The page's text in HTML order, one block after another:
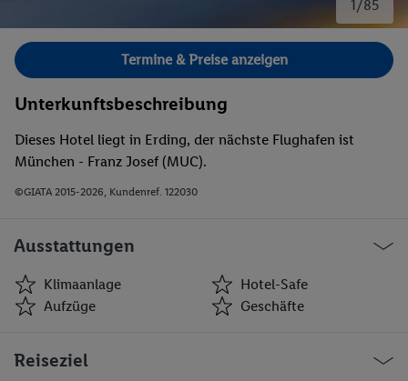
1/85
Bild 1 von 85.
Termine & Preise anzeigen
Unterkunftsbeschreibung
Dieses Hotel liegt in Erding, der nächste Flughafen ist
München - Franz Josef (MUC).
©GIATA 2015-2026, Kundenref. 122030
Ausstattungen
Klimaanlage
Hotel-Safe
Aufzüge
Geschäfte
Aufzüge
Reiseziel